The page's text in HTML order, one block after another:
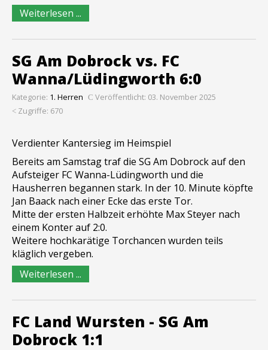
Weiterlesen ...
SG Am Dobrock vs. FC
Wanna/Lüdingworth 6:0
Kategorie: 1. Herren
Veröffentlicht: 03. November 2025
Zugriffe: 670
Verdienter Kantersieg im Heimspiel
Bereits am Samstag traf die SG Am Dobrock auf den
Aufsteiger FC Wanna-Lüdingworth und die
Hausherren begannen stark. In der 10. Minute köpfte
Jan Baack nach einer Ecke das erste Tor.
Mitte der ersten Halbzeit erhöhte Max Steyer nach
einem Konter auf 2:0.
Weitere hochkarätige Torchancen wurden teils
kläglich vergeben.
Weiterlesen ...
FC Land Wursten - SG Am
Dobrock 1:1